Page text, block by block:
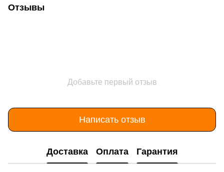
Отзывы
Добавьте первый отзыв
Написать отзыв
Доставка Оплата Гарантия